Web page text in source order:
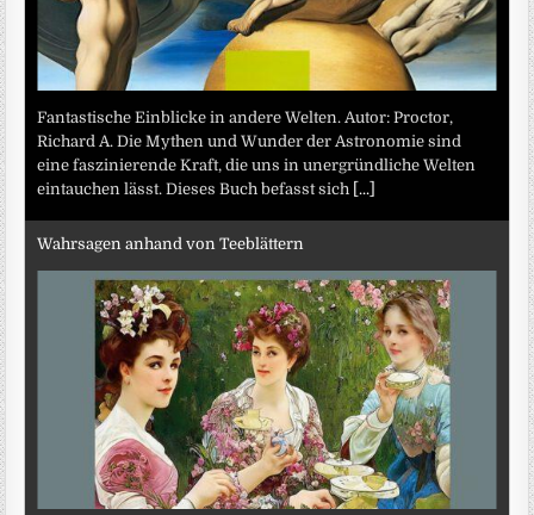
Fantastische Einblicke in andere Welten. Autor: Proctor,
Richard A. Die Mythen und Wunder der Astronomie sind
eine faszinierende Kraft, die uns in unergründliche Welten
eintauchen lässt. Dieses Buch befasst sich [...]
Wahrsagen anhand von Teeblättern